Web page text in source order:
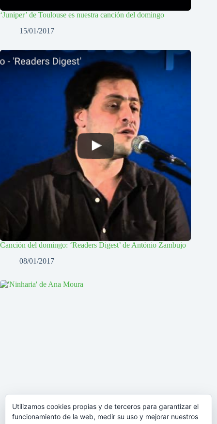
‘Juniper’ de Toulouse es nuestra canción del domingo
15/01/2017
Canción del domingo: ‘Readers Digest’ de António Zambujo
08/01/2017
Utilizamos cookies propias y de terceros para garantizar el
funcionamiento de la web, medir su uso y mejorar nuestros